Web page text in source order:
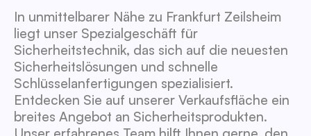
In unmittelbarer Nähe zu Frankfurt Zeilsheim
liegt unser Spezialgeschäft für
Sicherheitstechnik, das sich auf die neuesten
Sicherheitslösungen und schnelle
Schlüsselanfertigungen spezialisiert.
Entdecken Sie auf unserer Verkaufsfläche ein
breites Angebot an Sicherheitsprodukten.